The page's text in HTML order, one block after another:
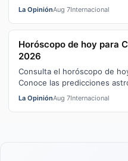
en el trabajo, la salud y e…
La OpiniónAug 7Internacional
Horóscopo de hoy para
2026
Consulta el horóscopo de
Conoce las predicciones
en el trabajo, la salud…
La OpiniónAug 7Internacional